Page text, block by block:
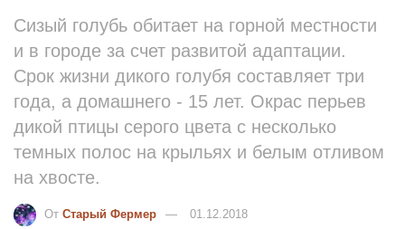
Сизый голубь обитает на горной местности
и в городе за счет развитой адаптации.
Срок жизни дикого голубя составляет три
года, а домашнего - 15 лет. Окрас перьев
дикой птицы серого цвета с несколько
темных полос на крыльях и белым отливом
на хвосте.
От Старый Фермер 01.12.2018